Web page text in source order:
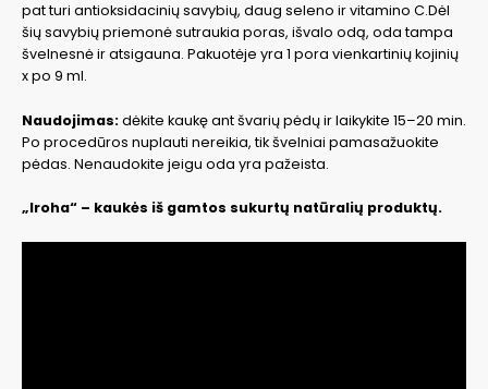
pat turi antioksidacinių savybių, daug seleno ir vitamino C.Dėl
šių savybių priemonė sutraukia poras, išvalo odą, oda tampa
švelnesnė ir atsigauna. Pakuotėje yra 1 pora vienkartinių kojinių
x po 9 ml.
Naudojimas:dėkite kaukę ant švarių pėdų ir laikykite 15–20 min.
Po procedūros nuplauti nereikia, tik švelniai pamasažuokite
pėdas. Nenaudokite jeigu oda yra pažeista.
„Iroha“ – kaukės iš gamtos sukurtų natūralių produktų.